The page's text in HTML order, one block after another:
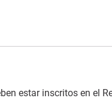
estar inscritos en el